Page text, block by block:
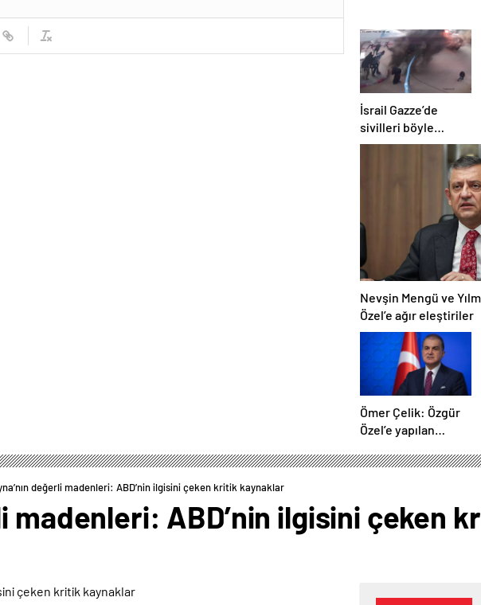
İsrail Gazze’de
sivilleri böyle
vurdu… En az 80
Nevşin Mengü ve
Özel’e ağır eleştiriler
Ömer Çelik: Özgür
Özel’e yapılan
lanetliyoruz
değerli madenleri: ABD’nin ilgisini çeken kritik kaynaklar
madenleri: ABD’nin ilgisini çeken